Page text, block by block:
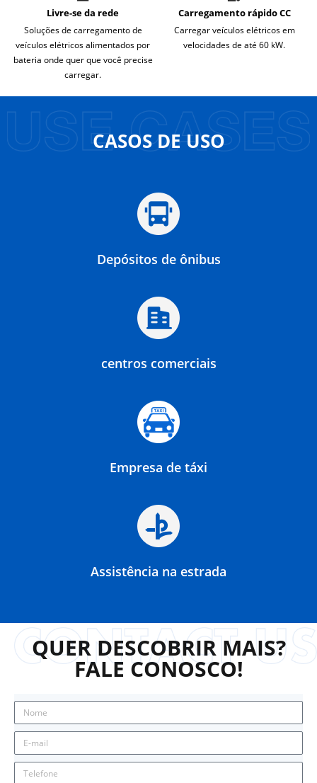
Livre-se da rede
Soluções de carregamento de
veículos elétricos alimentados por
bateria onde quer que você precise
carregar.
Carregamento rápido CC
Carregar veículos elétricos em
velocidades de até 60 kW.
CASOS DE USO
Depósitos de ônibus
centros comerciais
Empresa de táxi
Assistência na estrada
QUER DESCOBRIR MAIS?
FALE CONOSCO!